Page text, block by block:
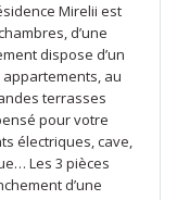
Mirelii est
d’une
dispose d’un
appartements, au
terrasses
pour votre
électriques, cave,
Les 3 pièces
d’une